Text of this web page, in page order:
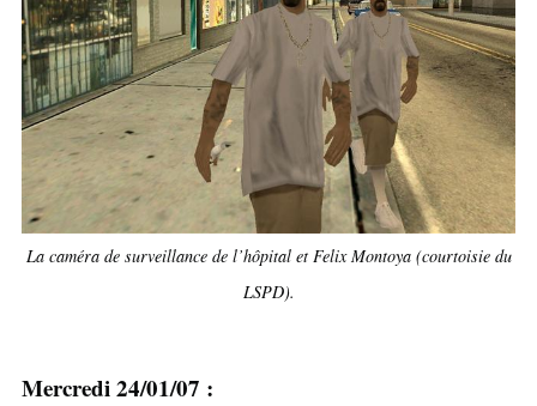
La caméra de surveillance de l’hôpital et Felix Montoya (courtoisie du
LSPD).
Mercredi 24/01/07 :